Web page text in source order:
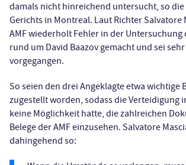
damals nicht hinreichend untersucht, so
Gerichts in Montreal. Laut Richter Salvatore
AMF wiederholt Fehler in der Untersuchung
rund um David Baazov gemacht und sei
vorgegangen.
So seien den drei Angeklagte etwa wichtige
zugestellt worden, sodass die Verteidigung
keine Möglichkeit hatte, die zahlreichen
Belege der AMF einzusehen. Salvatore
dahingehend so: